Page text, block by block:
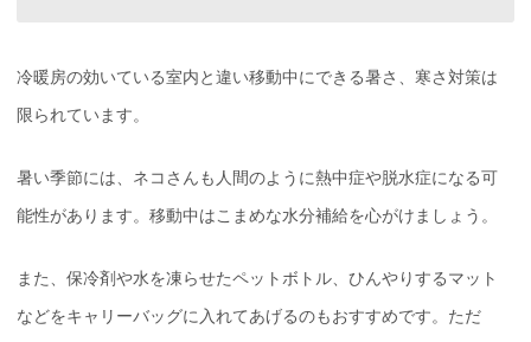
冷暖房の効いている室内と違い移動中にできる暑さ、寒さ対策は
限られています。
暑い季節には、ネコさんも人間のように熱中症や脱水症になる可
能性があります。移動中はこまめな水分補給を心がけましょう。
また、保冷剤や水を凍らせたペットボトル、ひんやりするマット
などをキャリーバッグに入れてあげるのもおすすめです。ただ